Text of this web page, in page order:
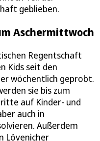
geblieben.
Aschermittwoch
Regentschaft
Kids seit den
wöchentlich geprobt.
sie bis zum
auf Kinder- und
auch in
Außerdem
Lövenicher